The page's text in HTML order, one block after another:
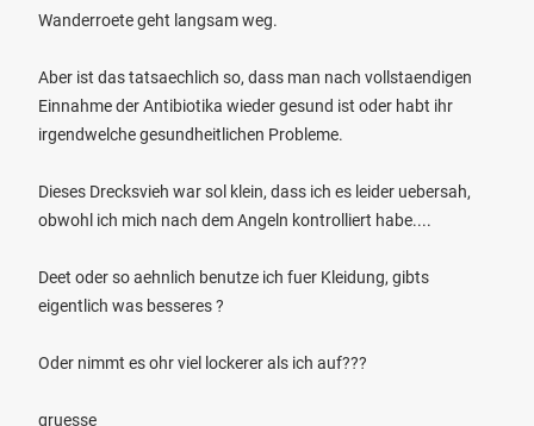
Wanderroete geht langsam weg.
Aber ist das tatsaechlich so, dass man nach vollstaendigen
Einnahme der Antibiotika wieder gesund ist oder habt ihr
irgendwelche gesundheitlichen Probleme.
Dieses Drecksvieh war sol klein, dass ich es leider uebersah,
obwohl ich mich nach dem Angeln kontrolliert habe....
Deet oder so aehnlich benutze ich fuer Kleidung, gibts
eigentlich was besseres ?
Oder nimmt es ohr viel lockerer als ich auf???
gruesse